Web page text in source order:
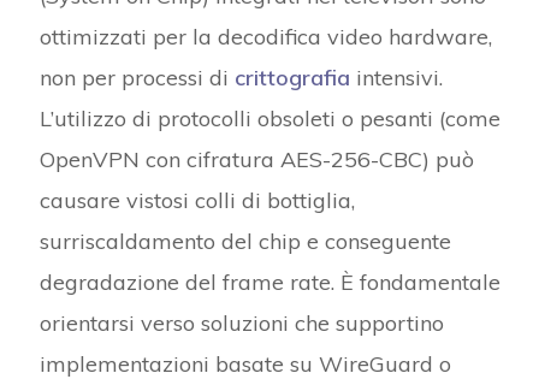
ottimizzati per la decodifica video hardware,
non per processi di crittografia intensivi.
L’utilizzo di protocolli obsoleti o pesanti (come
OpenVPN con cifratura AES-256-CBC) può
causare vistosi colli di bottiglia,
surriscaldamento del chip e conseguente
degradazione del frame rate. È fondamentale
orientarsi verso soluzioni che supportino
implementazioni basate su WireGuard o